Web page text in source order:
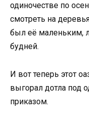
одиночестве по
смотреть на
был её маленьким,
будней.
И вот теперь этот
выгорал дотла
приказом.